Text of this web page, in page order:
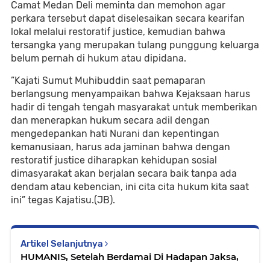
Camat Medan Deli meminta dan memohon agar
perkara tersebut dapat diselesaikan secara kearifan
lokal melalui restoratif justice, kemudian bahwa
tersangka yang merupakan tulang punggung keluarga
belum pernah di hukum atau dipidana.
”Kajati Sumut Muhibuddin saat pemaparan
berlangsung menyampaikan bahwa Kejaksaan harus
hadir di tengah tengah masyarakat untuk memberikan
dan menerapkan hukum secara adil dengan
mengedepankan hati Nurani dan kepentingan
kemanusiaan, harus ada jaminan bahwa dengan
restoratif justice diharapkan kehidupan sosial
dimasyarakat akan berjalan secara baik tanpa ada
dendam atau kebencian, ini cita cita hukum kita saat
ini” tegas Kajatisu.(JB).
Artikel Selanjutnya
HUMANIS, Setelah Berdamai Di Hadapan Jaksa,